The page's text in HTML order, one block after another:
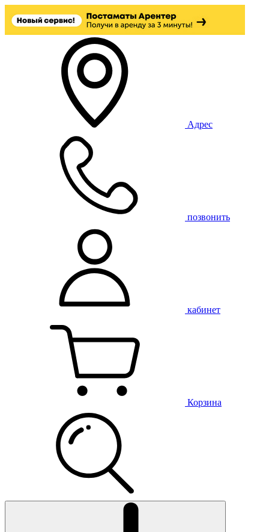
Адрес
позвонить
кабинет
Корзина